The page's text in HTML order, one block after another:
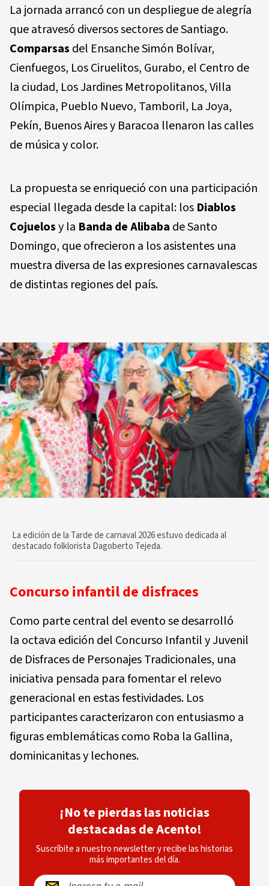
La jornada arrancó con un despliegue de alegría
que atravesó diversos sectores de Santiago.
Comparsas del Ensanche Simón Bolívar,
Cienfuegos, Los Ciruelitos, Gurabo, el Centro de
la ciudad, Los Jardines Metropolitanos, Villa
Olímpica, Pueblo Nuevo, Tamboril, La Joya,
Pekín, Buenos Aires y Baracoa llenaron las calles
de música y color.
La propuesta se enriqueció con una participación
especial llegada desde la capital: los Diablos
Cojuelosy la Banda de Alibaba de Santo
Domingo, que ofrecieron a los asistentes una
muestra diversa de las expresiones carnavalescas
de distintas regiones del país.
La edición de la Tarde de carnaval 2026 estuvo dedicada al
destacado folklorista Dagoberto Tejeda.
Concurso infantil de disfraces
Como parte central del evento se desarrolló
la octava edición del Concurso Infantil y Juvenil
de Disfraces de Personajes Tradicionales, una
iniciativa pensada para fomentar el relevo
generacional en estas festividades. Los
participantes caracterizaron con entusiasmo a
figuras emblemáticas como Roba la Gallina,
dominicanitas y lechones.
¡No te pierdas las noticias
destacadas de Acento!
Suscríbite a nuestro newsletter y recibe las historias
más importantes del día.